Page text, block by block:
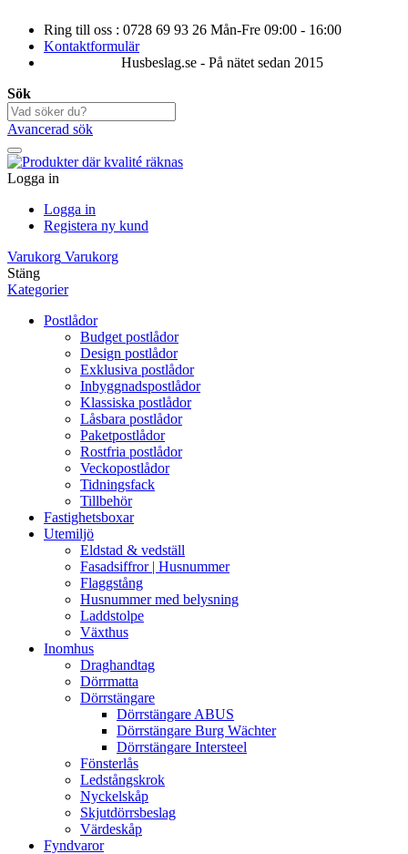
Ring till oss : 0728 69 93 26 Mån-Fre 09:00 - 16:00
Kontaktformulär
Husbeslag.se - På nätet sedan 2015
Sök
Avancerad sök
Logga in
Logga in
Registera ny kund
Varukorg Varukorg
Stäng
Kategorier
Postlådor
Budget postlådor
Design postlådor
Exklusiva postlådor
Inbyggnadspostlådor
Klassiska postlådor
Låsbara postlådor
Paketpostlådor
Rostfria postlådor
Veckopostlådor
Tidningsfack
Tillbehör
Fastighetsboxar
Utemiljö
Eldstad & vedställ
Fasadsiffror | Husnummer
Flaggstång
Husnummer med belysning
Laddstolpe
Växthus
Inomhus
Draghandtag
Dörrmatta
Dörrstängare
Dörrstängare ABUS
Dörrstängare Burg Wächter
Dörrstängare Intersteel
Fönsterlås
Ledstångskrok
Nyckelskåp
Skjutdörrsbeslag
Värdeskåp
Fyndvaror